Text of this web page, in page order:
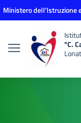
Vai ai contenuti
Vai al menu di
Vai al footer
Ministero dell'Istruzione
"C.